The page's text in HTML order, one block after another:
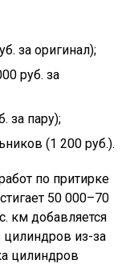
за оригинал);
руб. за
за пару);
(1 200 руб.).
по притирке
50 000–70
км добавляется
из-за
цилиндров